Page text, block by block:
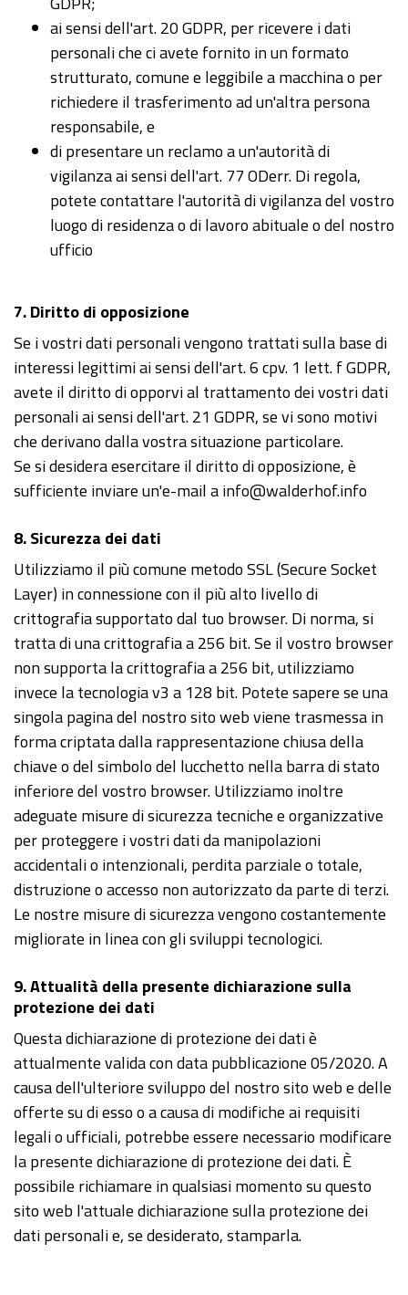
ai sensi dell'art. 20 GDPR, per ricevere i dati
personali che ci avete fornito in un formato
strutturato, comune e leggibile a macchina o per
richiedere il trasferimento ad un'altra persona
responsabile, e
di presentare un reclamo a un'autorità di
vigilanza ai sensi dell'art. 77 ODerr. Di regola,
potete contattare l'autorità di vigilanza del vostro
luogo di residenza o di lavoro abituale o del nostro
ufficio
7. Diritto di opposizione
Se i vostri dati personali vengono trattati sulla base di
interessi legittimi ai sensi dell'art. 6 cpv. 1 lett. f GDPR,
avete il diritto di opporvi al trattamento dei vostri dati
personali ai sensi dell'art. 21 GDPR, se vi sono motivi
che derivano dalla vostra situazione particolare.
Se si desidera esercitare il diritto di opposizione, è
sufficiente inviare un'e-mail a info@walderhof.info
8. Sicurezza dei dati
Utilizziamo il più comune metodo SSL (Secure Socket
Layer) in connessione con il più alto livello di
crittografia supportato dal tuo browser. Di norma, si
tratta di una crittografia a 256 bit. Se il vostro browser
non supporta la crittografia a 256 bit, utilizziamo
invece la tecnologia v3 a 128 bit. Potete sapere se una
singola pagina del nostro sito web viene trasmessa in
forma criptata dalla rappresentazione chiusa della
chiave o del simbolo del lucchetto nella barra di stato
inferiore del vostro browser. Utilizziamo inoltre
adeguate misure di sicurezza tecniche e organizzative
per proteggere i vostri dati da manipolazioni
accidentali o intenzionali, perdita parziale o totale,
distruzione o accesso non autorizzato da parte di terzi.
Le nostre misure di sicurezza vengono costantemente
migliorate in linea con gli sviluppi tecnologici.
9. Attualità della presente dichiarazione sulla
protezione dei dati
Questa dichiarazione di protezione dei dati è
attualmente valida con data pubblicazione 05/2020. A
causa dell'ulteriore sviluppo del nostro sito web e delle
offerte su di esso o a causa di modifiche ai requisiti
legali o ufficiali, potrebbe essere necessario modificare
la presente dichiarazione di protezione dei dati. È
possibile richiamare in qualsiasi momento su questo
sito web l'attuale dichiarazione sulla protezione dei
dati personali e, se desiderato, stamparla.